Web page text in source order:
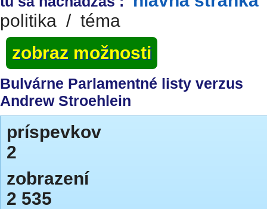
politika / téma
zobraz možnosti
Bulvárne Parlamentné listy verzus
Andrew Stroehlein
príspevkov
2
zobrazení
2 535